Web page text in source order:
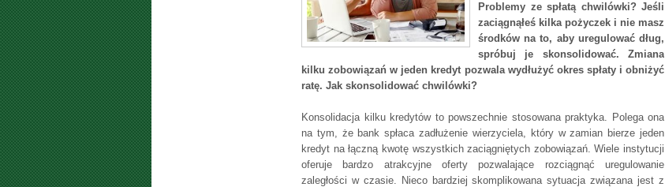
Problemy ze spłatą chwilówki? Jeśli
zaciągnąłeś kilka pożyczek i nie masz
środków na to, aby uregulować dług,
spróbuj je skonsolidować. Zmiana
kilku zobowiązań w jeden kredyt pozwala wydłużyć okres spłaty i obniżyć
ratę. Jak skonsolidować chwilówki?
Konsolidacja kilku kredytów to powszechnie stosowana praktyka. Polega ona
na tym, że bank spłaca zadłużenie wierzyciela, który w zamian bierze jeden
kredyt na łączną kwotę wszystkich zaciągniętych zobowiązań. Wiele instytucji
oferuje bardzo atrakcyjne oferty pozwalające rozciągnąć uregulowanie
zaległości w czasie. Nieco bardziej skomplikowana sytuacja związana jest z